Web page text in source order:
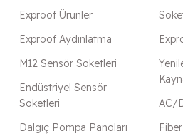
Exproof Ürünler
Exproof Aydınlatma
M12 Sensör Soketleri
Endüstriyel Sensör
Soketleri
Dalgıç Pompa Panoları
AC/